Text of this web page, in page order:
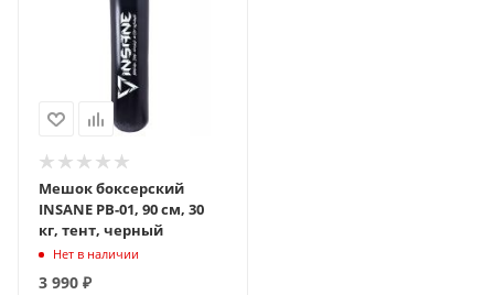
Мешок боксерский
INSANE PB-01, 90 см, 30
кг, тент, черный
Нет в наличии
3 990 ₽